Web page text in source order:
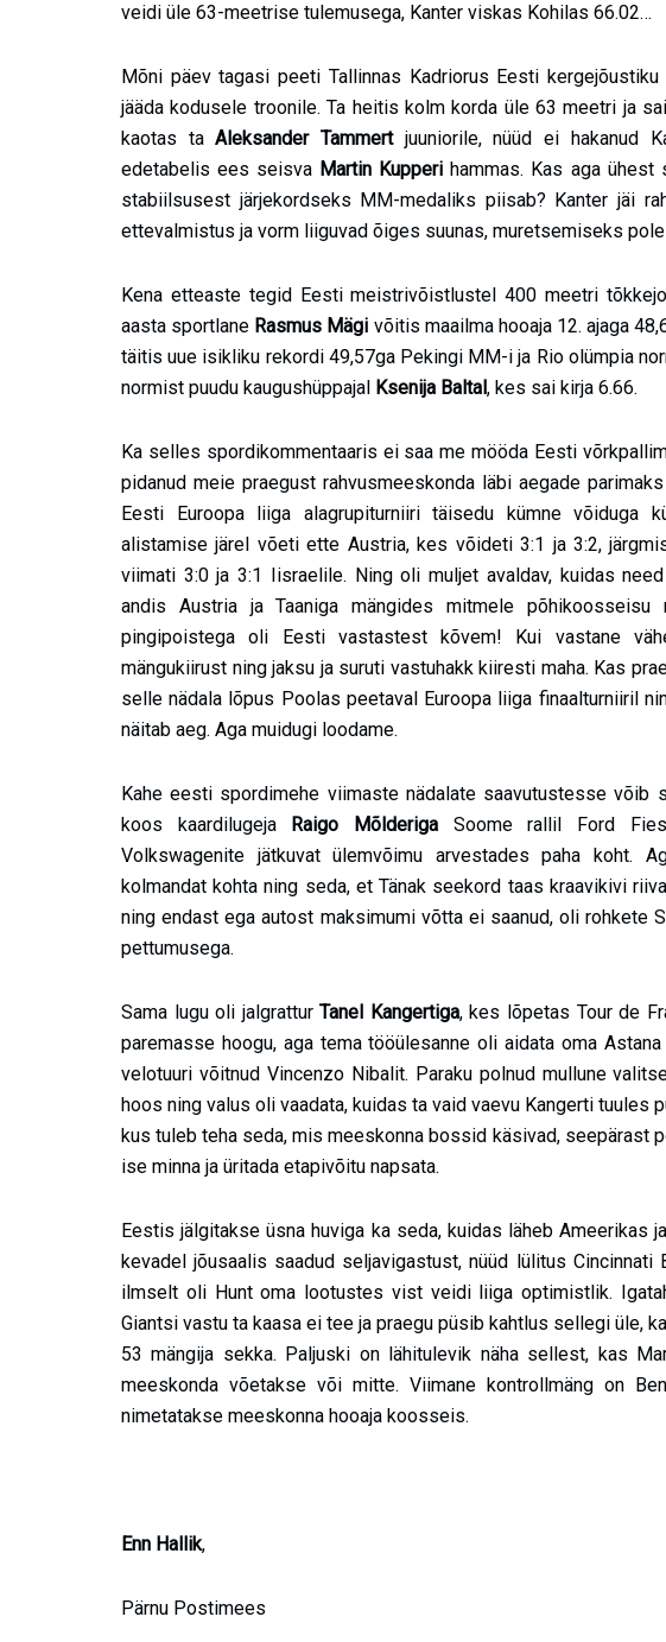
veidi üle 63-meetrise tulemusega, Kanter viskas Kohilas 66.02…
Mõni päev tagasi peeti Tallinnas Kadriorus Eesti
jääda kodusele troonile. Ta heitis kolm korda üle 63 meetri ja
kaotas taAleksander Tammertjuuniorile, nüüd ei hakanud
edetabelis ees seisva Martin Kupperi hammas. Kas aga
stabiilsusest järjekordseks MM-medaliks piisab? Kanter jäi
ettevalmistus ja vorm liiguvad õiges suunas, muretsemiseks
Kena etteaste tegid Eesti meistrivõistlustel 400 meetri
aasta sportlane Rasmus Mägi võitis maailma hooaja 12. ajaga
täitis uue isikliku rekordi 49,57ga Pekingi MM-i ja Rio olümpia
normist puudu kaugushüppajal Ksenija Baltal , kes sai kirja 6.66.
Ka selles spordikommentaaris ei saa me mööda Eesti
pidanud meie praegust rahvusmeeskonda läbi aegade
Eesti Euroopa liiga alagrupiturniiri täisedu kümne võiduga
alistamise järel võeti ette Austria, kes võideti 3:1 ja 3:2,
viimati 3:0 ja 3:1 Iisraelile. Ning oli muljet avaldav, kuidas
andis Austria ja Taaniga mängides mitmele põhikoosseisu
pingipoistega oli Eesti vastastest kõvem! Kui vastane
mängukiirust ning jaksu ja suruti vastuhakk kiiresti maha. Kas
selle nädala lõpus Poolas peetaval Euroopa liiga finaalturniiril
näitab aeg. Aga muidugi loodame.
Kahe eesti spordimehe viimaste nädalate saavutustesse võib
koos kaardilugeja
Raigo Mõlderiga Soome rallil Ford
Volkswagenite jätkuvat ülemvõimu arvestades paha koht.
kolmandat kohta ning seda, et Tänak seekord taas kraavikivi
ning endast ega autost maksimumi võtta ei saanud, oli rohkete
pettumusega.
Sama lugu oli jalgratturTanel Kangertiga, kes lõpetas Tour de
paremasse hoogu, aga tema tööülesanne oli aidata oma
velotuuri võitnud Vincenzo Nibalit. Paraku polnud mullune
hoos ning valus oli vaadata, kuidas ta vaid vaevu Kangerti tuules
kus tuleb teha seda, mis meeskonna bossid käsivad, seepärast
ise minna ja üritada etapivõitu napsata.
Eestis jälgitakse üsna huviga ka seda, kuidas läheb Ameerikas
kevadel jõusaalis saadud seljavigastust, nüüd lülitus Cincinnati
ilmselt oli Hunt oma lootustes vist veidi liiga optimistlik.
Giantsi vastu ta kaasa ei tee ja praegu püsib kahtlus sellegi üle,
53 mängija sekka. Paljuski on lähitulevik näha sellest, kas
meeskonda võetakse või mitte. Viimane kontrollmäng on
nimetatakse meeskonna hooaja koosseis.
Enn Hallik,
Pärnu Postimees